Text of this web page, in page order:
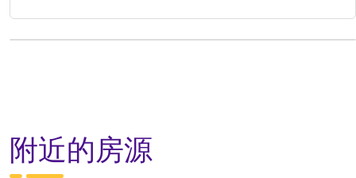
附近的房源